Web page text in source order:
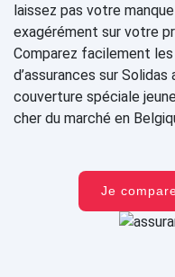
laissez pas votre
exagérément sur votre
Comparez facilement
d’assurances sur
couverture spéciale
cher du marché en
Je